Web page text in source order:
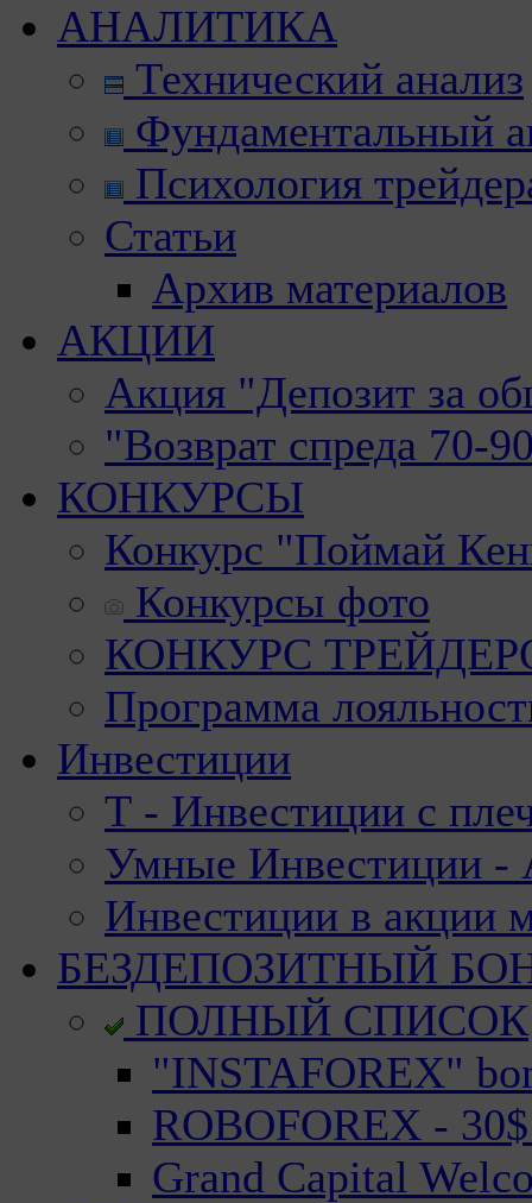
АНАЛИТИКА
Технический анализ
Фундаментальный
Психология
Статьи
Архив материалов
АКЦИИ
Акция "Депозит за
"Возврат спреда 70-
КОНКУРСЫ
Конкурс "Поймай
Конкурсы фото
КОНКУРС
Программа
Инвестиции
Т - Инвестиции с
Умные Инвестиции -
Инвестиции в акции
БЕЗДЕПОЗИТНЫЙ
ПОЛНЫЙ СПИСОК
"INSTAFOREX"
ROBOFOREX -
Grand Capital